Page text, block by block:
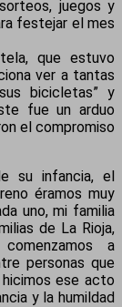
juegos y
festejar el mes
que estuvo
ver a tantas
bicicletas” y
fue un arduo
el compromiso
su infancia, el
éramos muy
uno, mi familia
de La Rioja,
a
personas que
ese acto
y la humildad